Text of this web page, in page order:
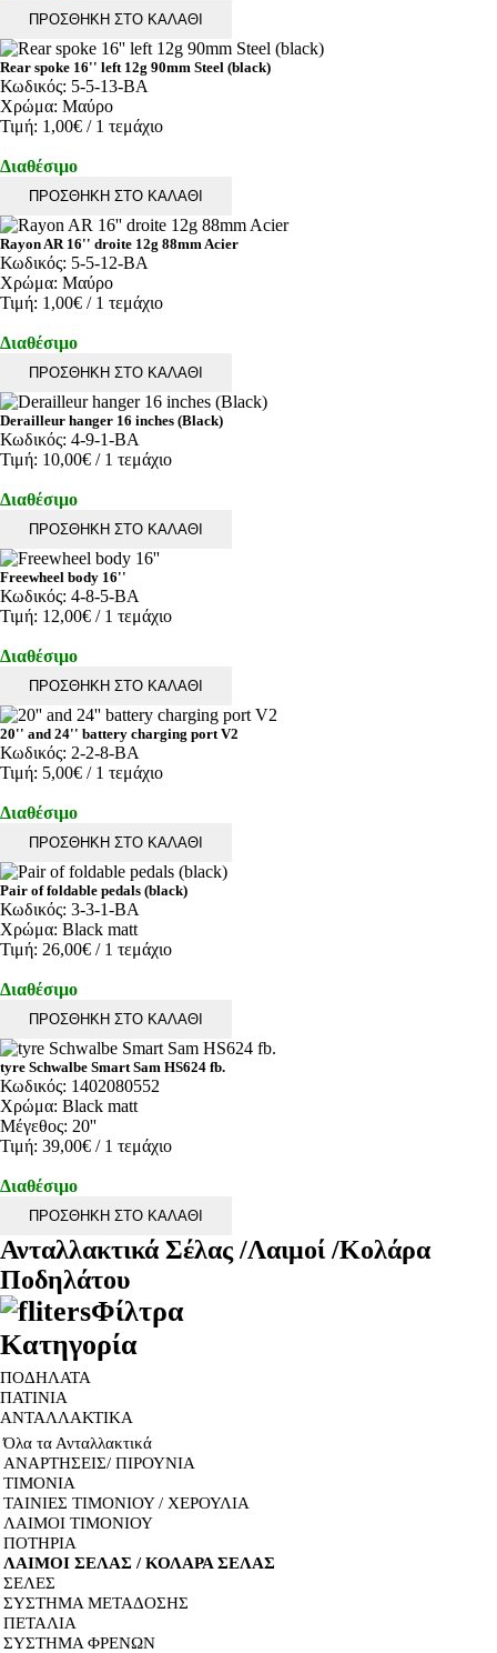
ΠΡΟΣΘΗΚΗ ΣΤΟ ΚΑΛΑΘΙ
Rear spoke 16'' left 12g 90mm Steel (black)
Κωδικός: 5-5-13-BA
Χρώμα: Μαύρο
Τιμή: 1,00€ / 1 τεμάχιο
Διαθέσιμο
ΠΡΟΣΘΗΚΗ ΣΤΟ ΚΑΛΑΘΙ
Rayon AR 16'' droite 12g 88mm Acier
Κωδικός: 5-5-12-BA
Χρώμα: Μαύρο
Τιμή: 1,00€ / 1 τεμάχιο
Διαθέσιμο
ΠΡΟΣΘΗΚΗ ΣΤΟ ΚΑΛΑΘΙ
Derailleur hanger 16 inches (Black)
Κωδικός: 4-9-1-BA
Τιμή: 10,00€ / 1 τεμάχιο
Διαθέσιμο
ΠΡΟΣΘΗΚΗ ΣΤΟ ΚΑΛΑΘΙ
Freewheel body 16''
Κωδικός: 4-8-5-BA
Τιμή: 12,00€ / 1 τεμάχιο
Διαθέσιμο
ΠΡΟΣΘΗΚΗ ΣΤΟ ΚΑΛΑΘΙ
20'' and 24'' battery charging port V2
Κωδικός: 2-2-8-BA
Τιμή: 5,00€ / 1 τεμάχιο
Διαθέσιμο
ΠΡΟΣΘΗΚΗ ΣΤΟ ΚΑΛΑΘΙ
Pair of foldable pedals (black)
Κωδικός: 3-3-1-BA
Χρώμα: Black matt
Τιμή: 26,00€ / 1 τεμάχιο
Διαθέσιμο
ΠΡΟΣΘΗΚΗ ΣΤΟ ΚΑΛΑΘΙ
tyre Schwalbe Smart Sam HS624 fb.
Κωδικός: 1402080552
Χρώμα: Black matt
Μέγεθος: 20''
Τιμή: 39,00€ / 1 τεμάχιο
Διαθέσιμο
ΠΡΟΣΘΗΚΗ ΣΤΟ ΚΑΛΑΘΙ
Ανταλλακτικά Σέλας /Λαιμοί /Κολάρα
Ποδηλάτου
Φίλτρα
Κατηγορία
ΠΟΔΗΛΑΤΑ
ΠΑΤΙΝΙΑ
ΑΝΤΑΛΛΑΚΤΙΚΑ
Όλα τα Ανταλλακτικά
ΑΝΑΡΤΗΣΕΙΣ/ ΠΙΡΟΥΝΙΑ
ΤΙΜΟΝΙΑ
ΤΑΙΝΙΕΣ ΤΙΜΟΝΙΟΥ / ΧΕΡΟΥΛΙΑ
ΛΑΙΜΟΙ ΤΙΜΟΝΙΟΥ
ΠΟΤΗΡΙΑ
ΛΑΙΜΟΙ ΣΕΛΑΣ / ΚΟΛΑΡΑ ΣΕΛΑΣ
ΣΕΛΕΣ
ΣΥΣΤΗΜΑ ΜΕΤΑΔΟΣΗΣ
ΠΕΤΑΛΙΑ
ΣΥΣΤΗΜΑ ΦΡΕΝΩΝ